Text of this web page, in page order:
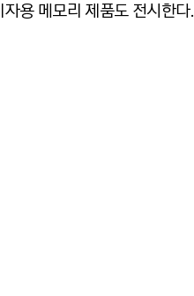
용 메모리 제품도 전시한다.